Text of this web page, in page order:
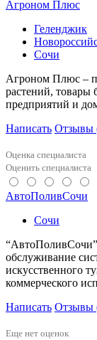
Агроном Плюс
Геленджик
Сочи
Агроном Плюс –
растений, товары
предприятий и
Написать Отзывы
Оценка специалиста
Оценить специалиста
АвтоПоливСочи
Сочи
обслуживание
искусственного
коммерческого
Написать Отзывы
Еще нет оценок